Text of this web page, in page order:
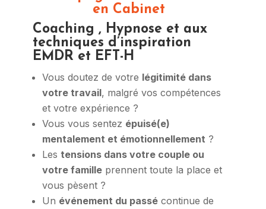
en Cabinet
Coaching , Hypnose et aux
techniques d’inspiration
EMDR et EFT-H
Vous doutez de votre légitimité dans
votre travail, malgré vos compétences
et votre expérience ?
Vous vous sentez épuisé(e)
mentalement et émotionnellement ?
Les tensions dans votre couple ou
votre famille prennent toute la place et
vous pèsent ?
Un événement du passé continue de